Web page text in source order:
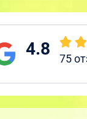
4.8 75